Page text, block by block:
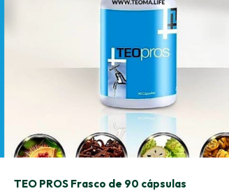
TEO PROS Frasco de 90 cápsulas